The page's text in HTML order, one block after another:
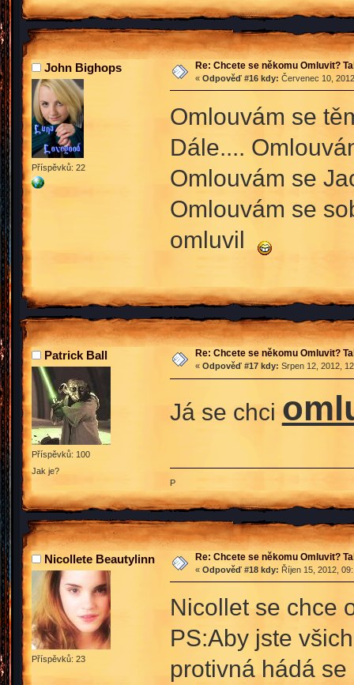
John Bighops
Příspěvků: 22
Re: Chcete se někomu Omluvit?
« Odpověď #16 kdy: Červenec 10,
Omlouvám se
Dále....
Omlouvám se
Omlouvám se
omluvil
Patrick Ball
Příspěvků: 100
Jak je?
Re: Chcete se někomu Omluvit?
« Odpověď #17 kdy: Srpen 12, 2012,
Já se chci
P
Nicollete Beautylinn
Příspěvků: 23
Re: Chcete se někomu Omluvit?
« Odpověď #18 kdy: Říjen 15, 2012,
Nicollet se chce
PS:Aby jste
protivná hádá